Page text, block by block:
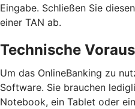
Eingabe. Schließen Sie
einer TAN ab.
Technische
Um das OnlineBanking zu
Software. Sie brauchen
Notebook, ein Tablet oder